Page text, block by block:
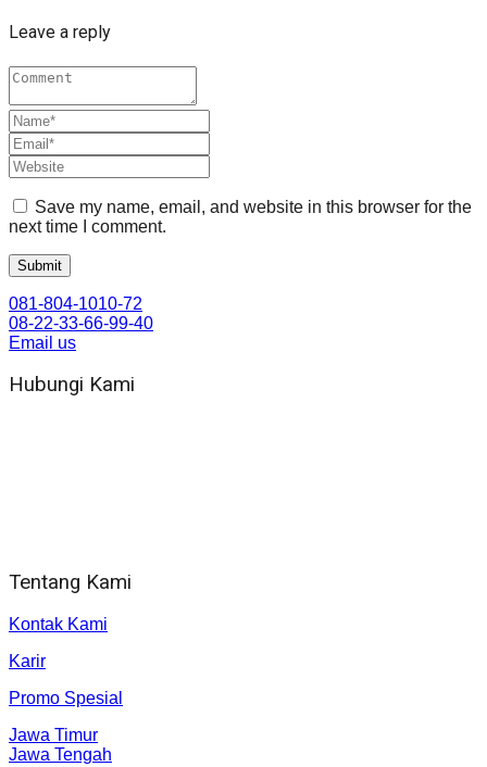
Leave a reply
Save my name, email, and website in this browser for the
next time I comment.
081-804-1010-72
08-22-33-66-99-40
Email us
Hubungi Kami
Tentang Kami
Kontak Kami
Karir
Promo Spesial
Jawa Timur
Jawa Tengah